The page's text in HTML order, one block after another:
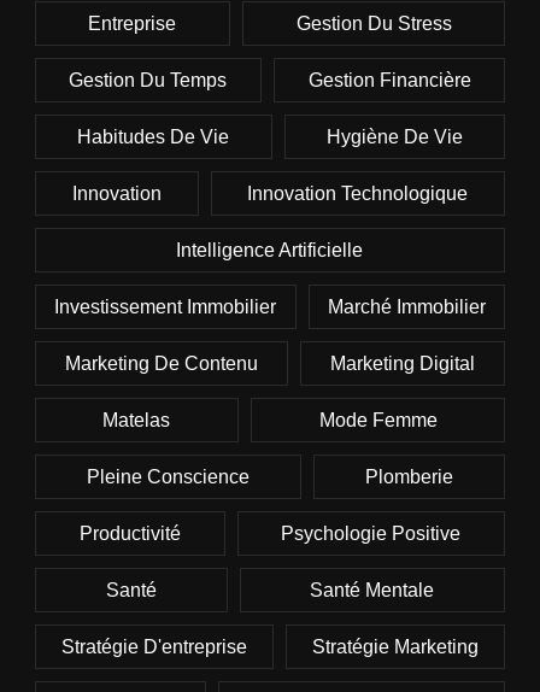
Entreprise Gestion Du Stress
Gestion Du Temps Gestion Financière
Habitudes De Vie Hygiène De Vie
Innovation Innovation Technologique
Intelligence Artificielle
Investissement Immobilier Marché Immobilier
Marketing De Contenu Marketing Digital
Matelas Mode Femme
Pleine Conscience Plomberie
Productivité Psychologie Positive
Santé Santé Mentale
Stratégie D'entreprise Stratégie Marketing